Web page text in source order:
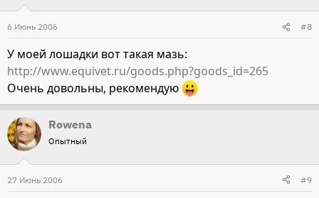
6 Июнь 2006 #8
У моей лошадки вот такая мазь:
http://www.equivet.ru/goods.php?goods_id=265
Очень довольны, рекомендую
Rowena
Опытный
27 Июнь 2006 #9